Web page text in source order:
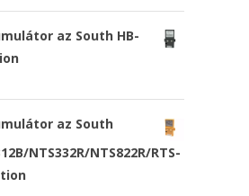
az South HB-
az South
NTS332R/NTS822R/RTS-